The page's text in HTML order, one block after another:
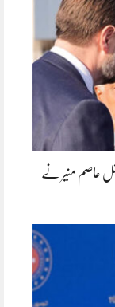
عاصم منیر نے